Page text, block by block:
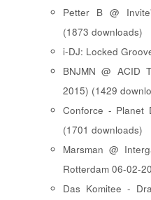
Petter B @
(1873 downloads)
i-DJ: Locked
BNJMN @ ACID
2015) (1429
Conforce - Planet
(1701 downloads)
Marsman @
Rotterdam 06-02-
Das Komitee -